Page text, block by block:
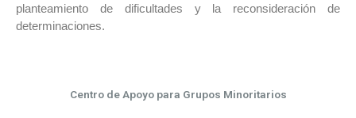
planteamiento de dificultades y la reconsideración de
determinaciones.
Centro de Apoyo para Grupos Minoritarios